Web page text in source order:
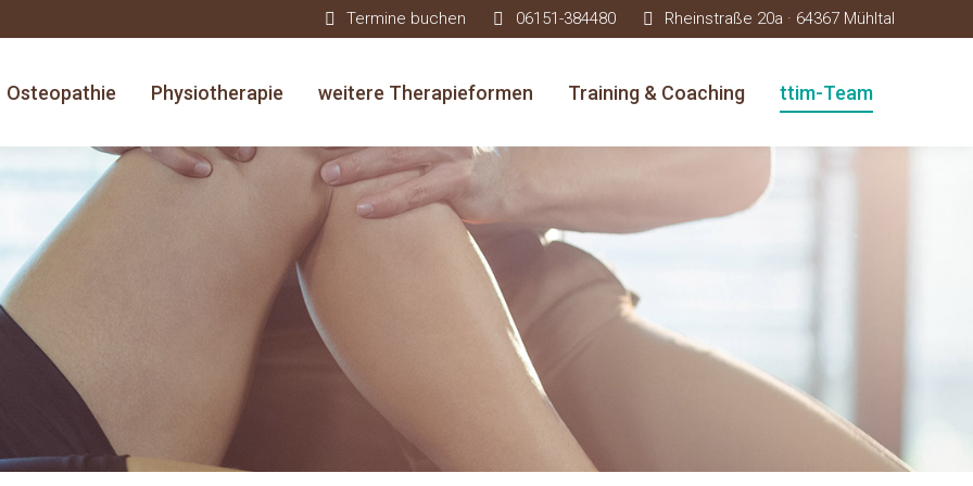
Termine buchen 06151-384480 Rheinstraße 20a · 64367 Mühltal
Osteopathie Physiotherapie weitere Therapieformen Training & Coaching ttim-Team
Sie befinden sich hier: